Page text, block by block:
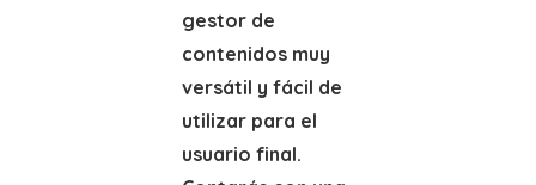
gestor de
contenidos muy
versátil y fácil de
utilizar para el
usuario final.